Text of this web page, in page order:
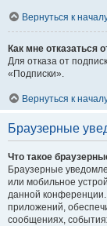
Вернуться к
Как мне отказаться
Для отказа от
«Подписки».
Вернуться к
Браузерные
Что такое
Браузерные
или мобильное
данной конференции.
приложений,
сообщениях,